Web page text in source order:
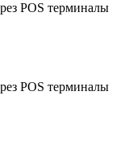
POS терминалы
POS терминалы